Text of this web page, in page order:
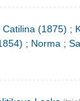
(1875) ;
; Norma ;